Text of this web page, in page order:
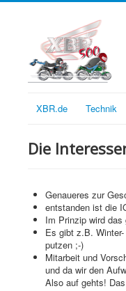
XBR.de Technik
Die
Genaueres zur
entstanden ist die
Im Prinzip wird
Es gibt z.B.
putzen ;-)
Mitarbeit und
und da wir den
Also auf gehts!